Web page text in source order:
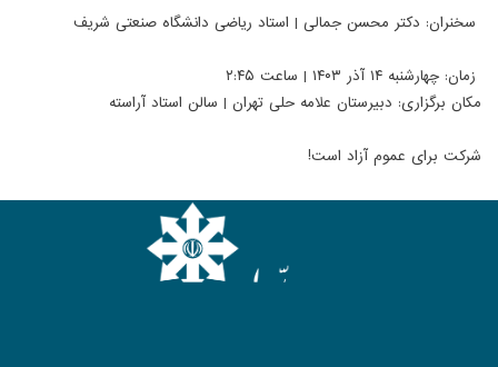
سخنران: دکتر محسن جمالی | استاد ریاضی دانشگاه صنعتی شریف
زمان: چهارشنبه ۱۴ آذر ۱۴۰۳ | ساعت ۲:۴۵
مکان برگزاری: دبیرستان علامه حلی تهران | سالن استاد آراسته
شرکت برای عموم آزاد است!